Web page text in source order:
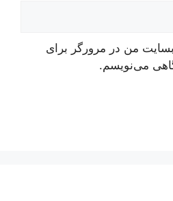
من در مرورگر برای
می‌نویسم.